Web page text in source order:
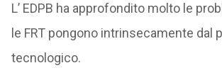
L’ EDPB ha approfondito molto le
le FRT pongono intrinsecamente dal
tecnologico.